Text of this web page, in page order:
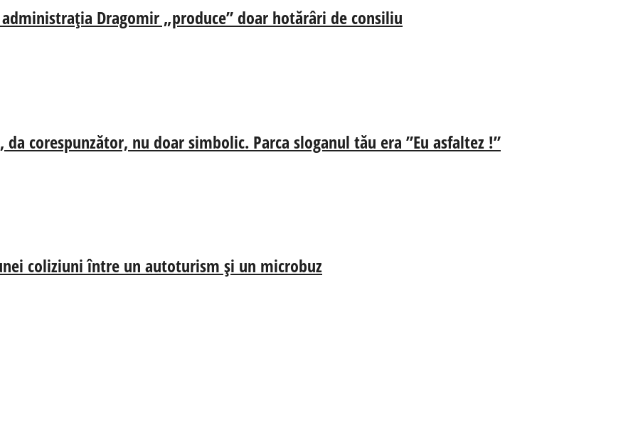
Dragomir „produce” doar hotărâri de consiliu
corespunzător, nu doar simbolic. Parca sloganul tău era ”Eu asfaltez !”
coliziuni între un autoturism și un microbuz